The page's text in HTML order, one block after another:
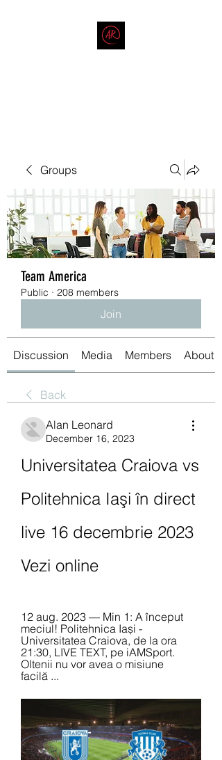
Groups
Team America
Public · 208 members
Join
Discussion Media Members About
Back
Alan Leonard
December 16, 2023
Universitatea Craiova vs
Politehnica Iaşi în direct
live 16 decembrie 2023
Vezi online
12 aug. 2023 — Min 1: A început
meciul! Politehnica Iași -
Universitatea Craiova, de la ora
21:30, LIVE TEXT, pe iAMSport.
Oltenii nu vor avea o misiune
facilă ...